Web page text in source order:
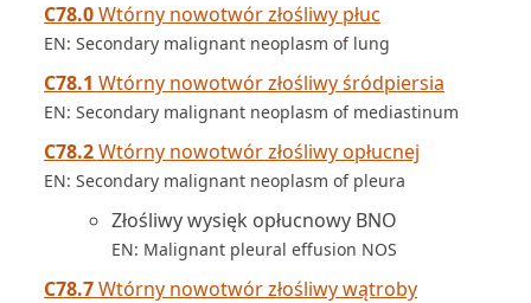
C78.0Wtórny nowotwór złośliwy płuc
EN: Secondary malignant neoplasm of lung
C78.1 Wtórny nowotwór złośliwy śródpiersia
EN: Secondary malignant neoplasm of mediastinum
C78.2Wtórny nowotwór złośliwy opłucnej
EN: Secondary malignant neoplasm of pleura
Złośliwy wysięk opłucnowy BNO
EN: Malignant pleural effusion NOS
C78.7Wtórny nowotwór złośliwy wątroby